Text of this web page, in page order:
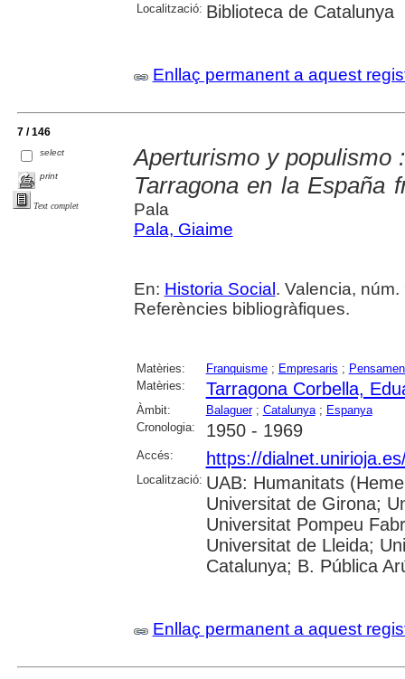
Localització: Biblioteca de Catalunya
Enllaç permanent a aquest
7 / 146
select
print
Text complet
Aperturismo y populismo
Tarragona en la España
Pala
Pala, Giaime
En: Historia Social. Valencia,
Referències bibliogràfiques.
Matèries: Franquisme; Empresaris ;
Matèries:
Tarragona Corbella,
Àmbit: Balaguer; Catalunya; Espanya
Cronologia:
1950 - 1969
Accés: https://
Localització: UAB: Humanitats
Universitat de Girona;
Universitat Pompeu
Universitat de Lleida;
Catalunya; B. Pública
Enllaç permanent a aquest